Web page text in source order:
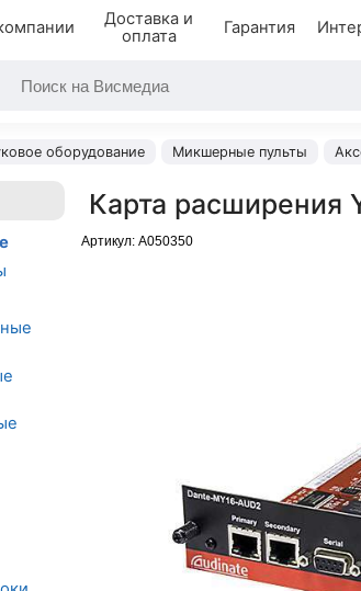
Доставка и
оплата
Гарантия
оборудование Микшерные пульты
Карта расширения
Артикул: A050350